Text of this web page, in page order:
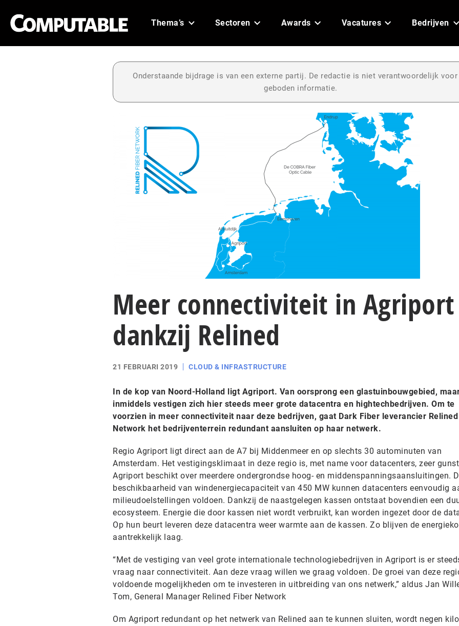
Thema’s Sectoren Awards Vacatures Bedrijven
Onderstaande bijdrage is van een externe partij. De redactie is niet verantwoordelijk voor
geboden informatie.
Meer connectiviteit in Agriport
dankzij Relined
21 FEBRUARI 2019 CLOUD & INFRASTRUCTURE
In de kop van Noord-Holland ligt Agriport. Van oorsprong een glastuinbouwgebied,
inmiddels vestigen zich hier steeds meer grote datacentra en hightechbedrijven. Om te
voorzien in meer connectiviteit naar deze bedrijven, gaat Dark Fiber leverancier
Network het bedrijventerrein redundant aansluiten op haar netwerk.
Regio Agriport ligt direct aan de A7 bij Middenmeer en op slechts 30 autominuten van
Amsterdam. Het vestigingsklimaat in deze regio is, met name voor datacenters, zeer
Agriport beschikt over meerdere ondergrondse hoog- en middenspanningsaansluitingen.
beschikbaarheid van windenergiecapaciteit van 450 MW kunnen datacenters eenvoudig
milieudoelstellingen voldoen. Dankzij de naastgelegen kassen ontstaat bovendien een
ecosysteem. Energie die door kassen niet wordt verbruikt, kan worden ingezet door de
Op hun beurt leveren deze datacentra weer warmte aan de kassen. Zo blijven de
aantrekkelijk laag.
“Met de vestiging van veel grote internationale technologiebedrijven in Agriport is er
vraag naar connectiviteit. Aan deze vraag willen we graag voldoen. De groei van deze
voldoende mogelijkheden om te investeren in uitbreiding van ons netwerk,” aldus Jan
Tom, General Manager Relined Fiber Network
Om Agriport redundant op het netwerk van Relined aan te kunnen sluiten, wordt negen